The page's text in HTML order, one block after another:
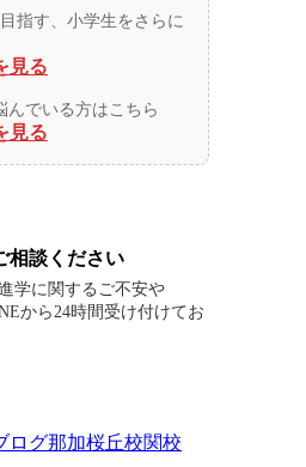
指す、小学生をさらに
見る
んでいる方はこちら
見る
相談ください
学に関するご不安や
から24時間受け付けてお
ログ那加桜丘校関校